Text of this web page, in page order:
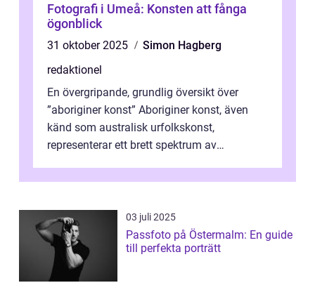
Fotografi i Umeå: Konsten att fånga
ögonblick
31 oktober 2025
Simon Hagberg
redaktionel
En övergripande, grundlig översikt över
”aboriginer konst” Aboriginer konst, även
känd som australisk urfolkskonst,
representerar ett brett spektrum av
03 juli 2025
Passfoto på Östermalm: En guide
till perfekta porträtt